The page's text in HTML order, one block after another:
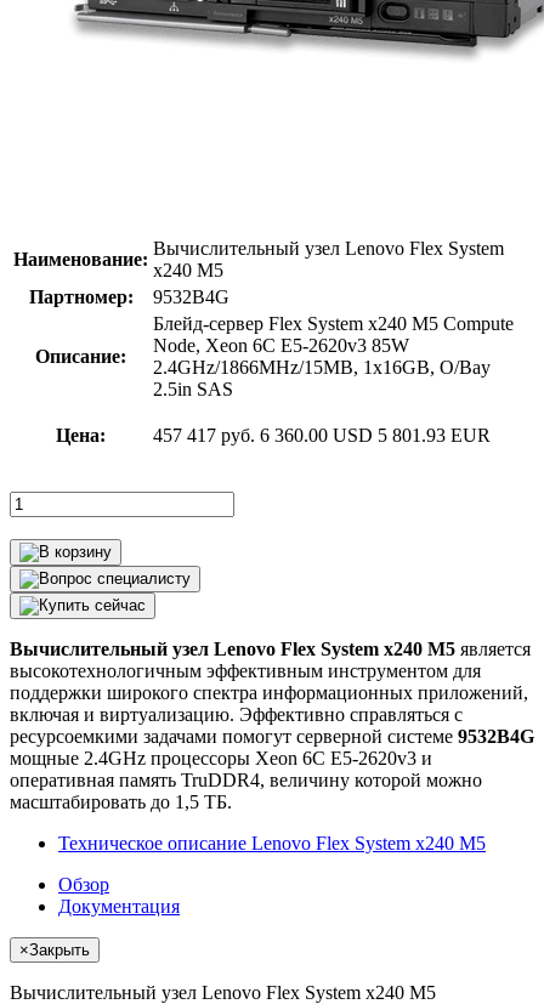
Наименование:
Вычислительный узел Lenovo Flex System
x240 M5
Партномер:
9532B4G
Описание:
Блейд-сервер Flex System x240 M5 Compute
Node, Xeon 6C E5-2620v3 85W
2.4GHz/1866MHz/15MB, 1x16GB, O/Bay
2.5in SAS
Цена: 457 417 руб. 6 360.00 USD 5 801.93 EUR
Вычислительный узел Lenovo Flex System x240 M5 является
высокотехнологичным эффективным инструментом для
поддержки широкого спектра информационных приложений,
включая и виртуализацию. Эффективно справляться с
ресурсоемкими задачами помогут серверной системе 9532B4G
мощные 2.4GHz процессоры Xeon 6C E5-2620v3 и
оперативная память TruDDR4, величину которой можно
масштабировать до 1,5 ТБ.
Техническое описание Lenovo Flex System x240 M5
Обзор
Документация
×Закрыть
Вычислительный узел Lenovo Flex System x240 M5